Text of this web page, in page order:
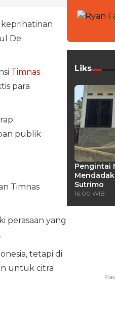
De
Timnas
para
publik
Timnas
perasaan yang
tetapi di
untuk citra
Liks
Pengintai
Sutrimo
16:00 WIB